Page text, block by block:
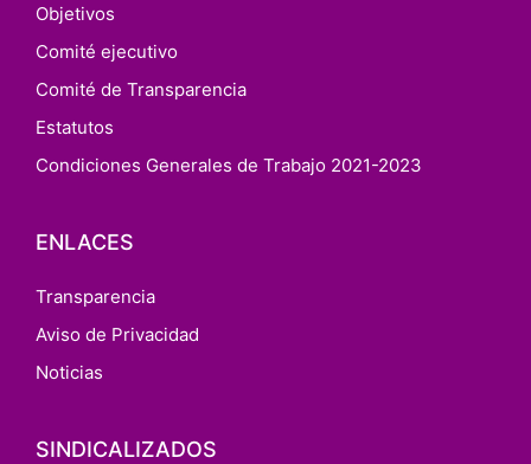
Objetivos
Comité ejecutivo
Comité de Transparencia
Estatutos
Condiciones Generales de Trabajo 2021-2023
ENLACES
Transparencia
Aviso de Privacidad
Noticias
SINDICALIZADOS